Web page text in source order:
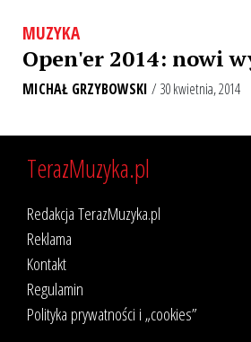
MUZYKA
Open'er 2014: nowi
MICHAŁ GRZYBOWSKI / 30 kwietnia, 2014
TerazMuzyka.pl
Redakcja TerazMuzyka.pl
Reklama
Kontakt
Regulamin
Polityka prywatności i „cookies”